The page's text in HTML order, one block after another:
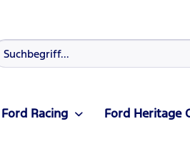
Ford Racing Ford Heritage